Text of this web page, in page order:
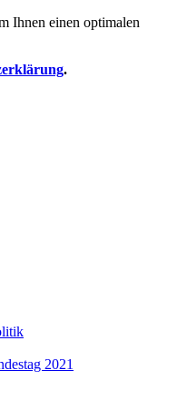
Ihnen einen optimalen
.
2021